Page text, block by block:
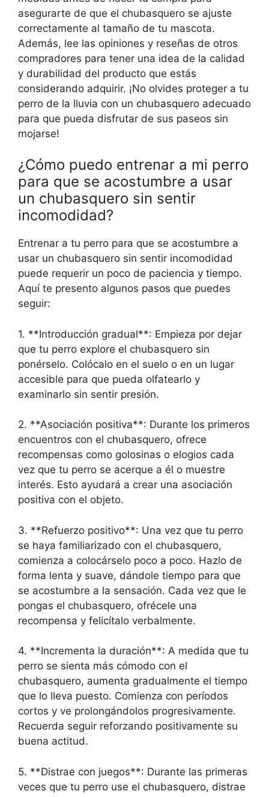
asegurarte de que el chubasquero se ajuste
correctamente al tamaño de tu mascota.
Además, lee las opiniones y reseñas de otros
compradores para tener una idea de la calidad
y durabilidad del producto que estás
considerando adquirir. ¡No olvides proteger a tu
perro de la lluvia con un chubasquero adecuado
para que pueda disfrutar de sus paseos sin
mojarse!
¿Cómo puedo entrenar a mi perro
para que se acostumbre a usar
un chubasquero sin sentir
incomodidad?
Entrenar a tu perro para que se acostumbre a
usar un chubasquero sin sentir incomodidad
puede requerir un poco de paciencia y tiempo.
Aquí te presento algunos pasos que puedes
seguir:
1. **Introducción gradual**: Empieza por dejar
que tu perro explore el chubasquero sin
ponérselo. Colócalo en el suelo o en un lugar
accesible para que pueda olfatearlo y
examinarlo sin sentir presión.
2. **Asociación positiva**: Durante los primeros
encuentros con el chubasquero, ofrece
recompensas como golosinas o elogios cada
vez que tu perro se acerque a él o muestre
interés. Esto ayudará a crear una asociación
positiva con el objeto.
3. **Refuerzo positivo**: Una vez que tu perro
se haya familiarizado con el chubasquero,
comienza a colocárselo poco a poco. Hazlo de
forma lenta y suave, dándole tiempo para que
se acostumbre a la sensación. Cada vez que le
pongas el chubasquero, ofrécele una
recompensa y felicítalo verbalmente.
4. **Incrementa la duración**: A medida que tu
perro se sienta más cómodo con el
chubasquero, aumenta gradualmente el tiempo
que lo lleva puesto. Comienza con períodos
cortos y ve prolongándolos progresivamente.
Recuerda seguir reforzando positivamente su
buena actitud.
5. **Distrae con juegos**: Durante las primeras
veces que tu perro use el chubasquero, distrae